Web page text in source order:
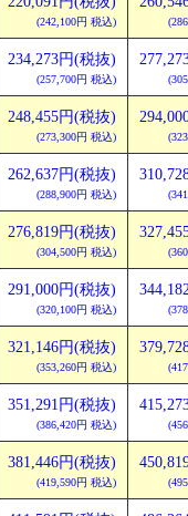
(242,100円 税込)
234,273円(税抜)
(257,700円 税込)
248,455円(税抜)
(273,300円 税込)
262,637円(税抜)
(288,900円 税込)
276,819円(税抜)
(304,500円 税込)
291,000円(税抜)
(320,100円 税込)
321,146円(税抜)
(353,260円 税込)
351,291円(税抜)
(386,420円 税込)
381,446円(税抜)
(419,590円 税込)